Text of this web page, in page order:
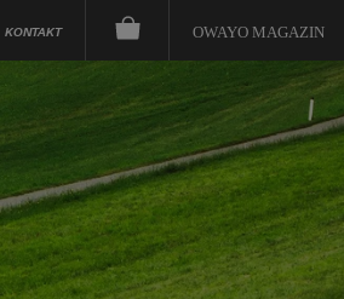
KONTAKT OWAYO MAGAZIN